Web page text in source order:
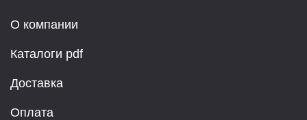
О компании
Каталоги pdf
Доставка
Оплата